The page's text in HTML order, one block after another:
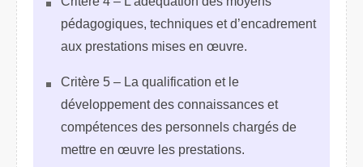
pédagogiques, techniques et d’encadrement
aux prestations mises en œuvre.
Critère 5 – La qualification et le
développement des connaissances et
compétences des personnels chargés de
mettre en œuvre les prestations.